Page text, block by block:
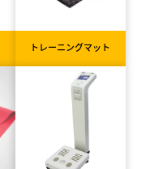
トレーニングマット